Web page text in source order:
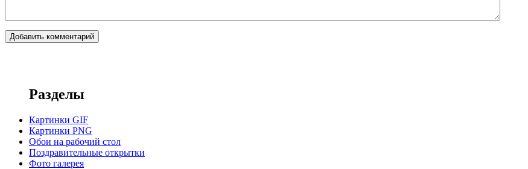
Разделы
Картинки GIF
Картинки PNG
Обои на рабочий стол
Поздравительные открытки
Фото галерея